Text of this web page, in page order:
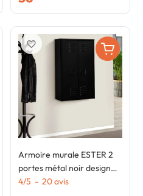
Armoire murale ESTER 2
portes métal noir design
industriel
4/5 - 20avis
favorite_border